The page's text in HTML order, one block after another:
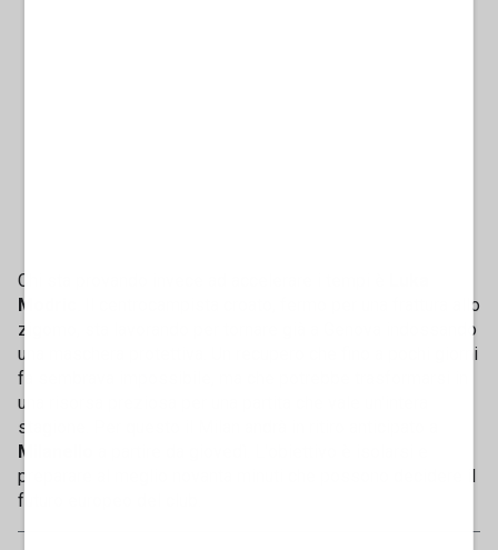
Chi sta provando invece ad accelerare i tempi è
Modric
. Il centrocampista croato, fermo per una frattura allo
zigomo, sta lavorando per tornare già a Genova indossando
una maschera protettiva. Un recupero che fino a pochi giorni
fa sembrava impossibile, ma che potrebbe trasformarsi in
una risorsa preziosa per una partita che vale un'intera
stagione. Per questo il Milan andrà in ritiro anticipato a
Milanello
preparare al meglio novanta minuti che possono decidere il
futuro europeo del club.